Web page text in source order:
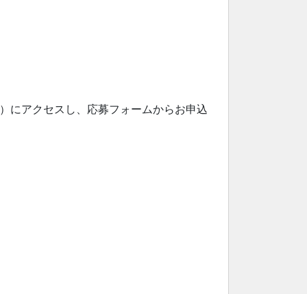
）にアクセスし、応募フォームからお申込